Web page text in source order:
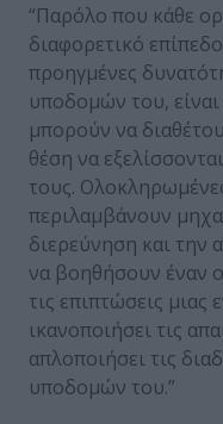
“Παρόλο που κάθε
διαφορετικό
προηγμένες
υποδομών του,
μπορούν να
θέση να
τους.
περιλαμβάνουν
διερεύνηση και την
να βοηθήσουν έναν
τις επιπτώσεις μιας
ικανοποιήσει τις
απλοποιήσει τις
υποδομών του.”